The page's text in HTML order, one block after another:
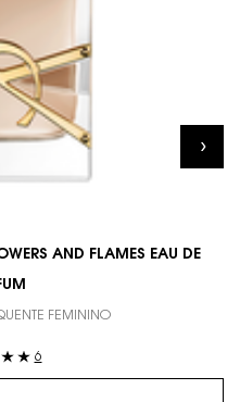
AND FLAMES EAU DE
FEMININO
6